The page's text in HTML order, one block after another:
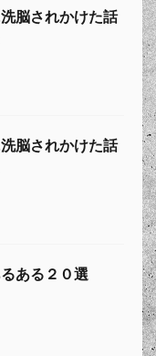
脳されかけた話
脳されかけた話
ある２０選